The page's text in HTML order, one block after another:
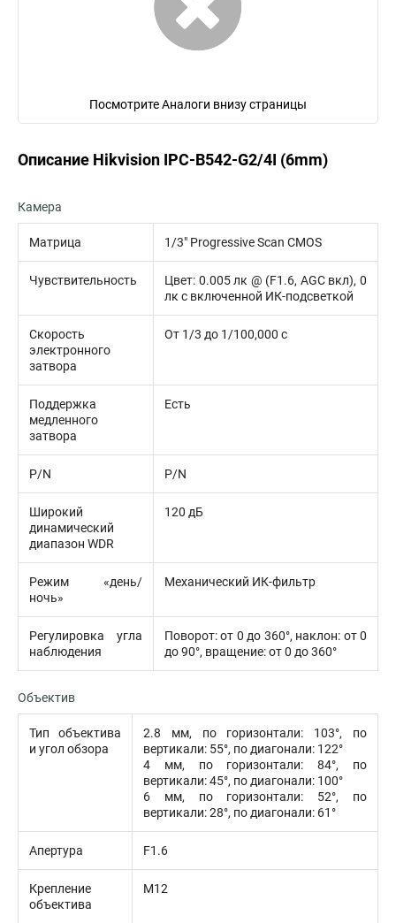
Посмотрите Аналоги внизу страницы
Описание Hikvision IPC-B542-G2/4I (6mm)
Камера
Матрица 1/3″ Progressive Scan CMOS
Чувствительность
Цвет: 0.005 лк @ (F1.6, AGC вкл), 0
лк с включенной ИК-подсветкой
Скорость
электронного
затвора
От 1/3 до 1/100,000 с
Поддержка
медленного
затвора
Есть
P/N P/N
Широкий
динамический
диапазон WDR
120 дБ
Режим «день/
ночь»
Механический ИК-фильтр
Регулировка угла
наблюдения
Поворот: от 0 до 360°, наклон: от 0
до 90°, вращение: от 0 до 360°
Объектив
Тип объектива
и угол обзора
2.8 мм, по горизонтали: 103°, по
вертикали: 55°, по диагонали: 122°
4 мм, по горизонтали: 84°, по
вертикали: 45°, по диагонали: 100°
6 мм, по горизонтали: 52°, по
вертикали: 28°, по диагонали: 61°
Апертура F1.6
Крепление
объектива
M12